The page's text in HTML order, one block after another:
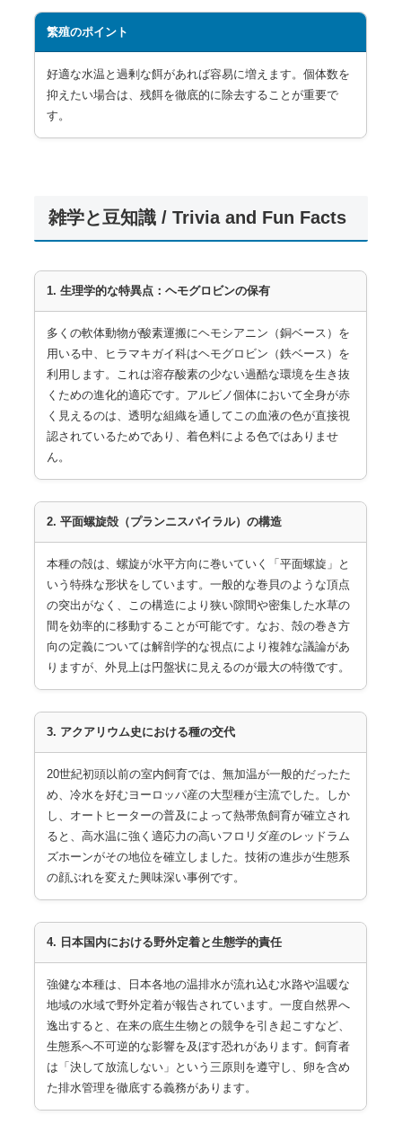
繁殖のポイント
好適な水温と過剰な餌があれば容易に増えます。個体数を
抑えたい場合は、残餌を徹底的に除去することが重要で
す。
雑学と豆知識 / Trivia and Fun Facts
1. 生理学的な特異点：ヘモグロビンの保有
多くの軟体動物が酸素運搬にヘモシアニン（銅ベース）を
用いる中、ヒラマキガイ科はヘモグロビン（鉄ベース）を
利用します。これは溶存酸素の少ない過酷な環境を生き抜
くための進化的適応です。アルビノ個体において全身が赤
く見えるのは、透明な組織を通してこの血液の色が直接視
認されているためであり、着色料による色ではありませ
ん。
2. 平面螺旋殻（プランニスパイラル）の構造
本種の殻は、螺旋が水平方向に巻いていく「平面螺旋」と
いう特殊な形状をしています。一般的な巻貝のような頂点
の突出がなく、この構造により狭い隙間や密集した水草の
間を効率的に移動することが可能です。なお、殻の巻き方
向の定義については解剖学的な視点により複雑な議論があ
りますが、外見上は円盤状に見えるのが最大の特徴です。
3. アクアリウム史における種の交代
20世紀初頭以前の室内飼育では、無加温が一般的だったた
め、冷水を好むヨーロッパ産の大型種が主流でした。しか
し、オートヒーターの普及によって熱帯魚飼育が確立され
ると、高水温に強く適応力の高いフロリダ産のレッドラム
ズホーンがその地位を確立しました。技術の進歩が生態系
の顔ぶれを変えた興味深い事例です。
4. 日本国内における野外定着と生態学的責任
強健な本種は、日本各地の温排水が流れ込む水路や温暖な
地域の水域で野外定着が報告されています。一度自然界へ
逸出すると、在来の底生生物との競争を引き起こすなど、
生態系へ不可逆的な影響を及ぼす恐れがあります。飼育者
は「決して放流しない」という三原則を遵守し、卵を含め
た排水管理を徹底する義務があります。